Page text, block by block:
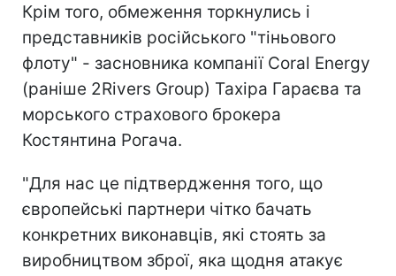
Крім того, обмеження торкнулись і
представників російського "тіньового
флоту" - засновника компанії Coral Energy
(раніше 2Rivers Group) Тахіра Гараєва та
морського страхового брокера
Костянтина Рогача.
"Для нас це підтвердження того, що
європейські партнери чітко бачать
конкретних виконавців, які стоять за
виробництвом зброї, яка щодня атакує